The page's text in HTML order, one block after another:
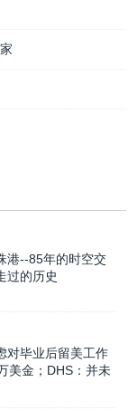
港--85年的时空交
过的历史
对毕业后留美工作
美金；DHS：并未